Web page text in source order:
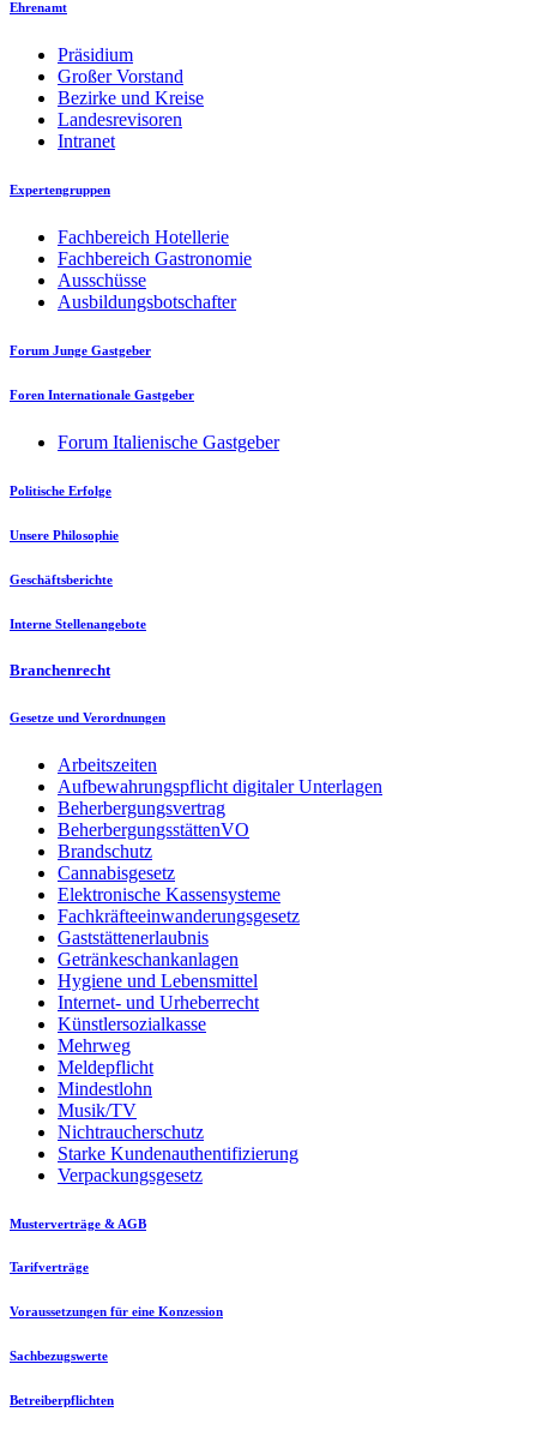
Ehrenamt
Präsidium
Großer Vorstand
Bezirke und Kreise
Landesrevisoren
Intranet
Expertengruppen
Fachbereich Hotellerie
Fachbereich Gastronomie
Ausschüsse
Ausbildungsbotschafter
Forum Junge Gastgeber
Foren Internationale Gastgeber
Forum Italienische Gastgeber
Politische Erfolge
Unsere Philosophie
Geschäftsberichte
Interne Stellenangebote
Branchenrecht
Gesetze und Verordnungen
Arbeitszeiten
Aufbewahrungspflicht digitaler Unterlagen
Beherbergungsvertrag
BeherbergungsstättenVO
Brandschutz
Cannabisgesetz
Elektronische Kassensysteme
Fachkräfteeinwanderungsgesetz
Gaststättenerlaubnis
Getränkeschankanlagen
Hygiene und Lebensmittel
Internet- und Urheberrecht
Künstlersozialkasse
Mehrweg
Meldepflicht
Mindestlohn
Musik/TV
Nichtraucherschutz
Starke Kundenauthentifizierung
Verpackungsgesetz
Musterverträge & AGB
Tarifverträge
Voraussetzungen für eine Konzession
Sachbezugswerte
Betreiberpflichten